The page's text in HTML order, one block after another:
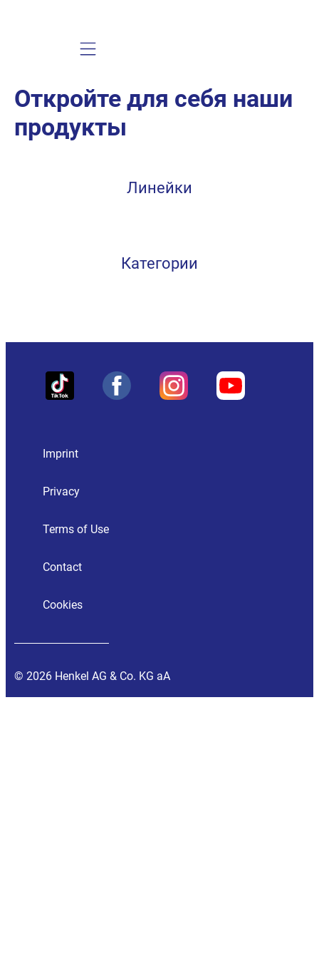
Mobile navigation
Откройте для себя наши
продукты
Линейки
Категории
Imprint
Privacy
Terms of Use
Contact
Cookies
© 2026 Henkel AG & Co. KG aA